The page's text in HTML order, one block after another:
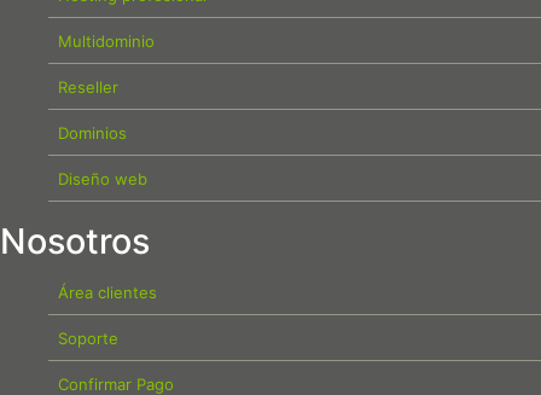
Multidominio
Reseller
Dominios
Diseño web
Nosotros
Área clientes
Soporte
Confirmar Pago